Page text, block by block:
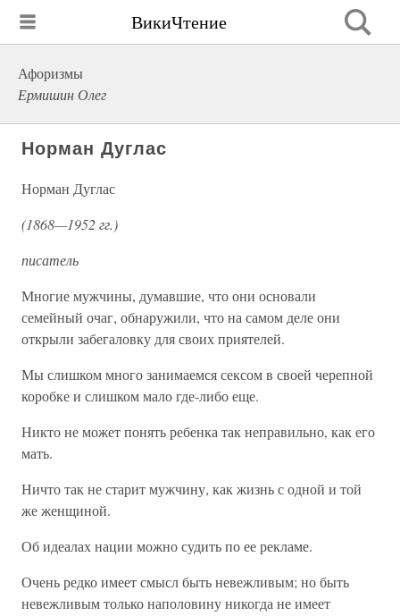
ВикиЧтение
Афоризмы
Ермишин Олег
Норман Дуглас
Норман Дуглас
(1868—1952 гг.)
писатель
Многие мужчины, думавшие, что они основали
семейный очаг, обнаружили, что на самом деле они
открыли забегаловку для своих приятелей.
Мы слишком много занимаемся сексом в своей черепной
коробке и слишком мало где-либо еще.
Никто не может понять ребенка так неправильно, как его
мать.
Ничто так не старит мужчину, как жизнь с одной и той
же женщиной.
Об идеалах нации можно судить по ее рекламе.
Очень редко имеет смысл быть невежливым; но быть
невежливым только наполовину никогда не имеет